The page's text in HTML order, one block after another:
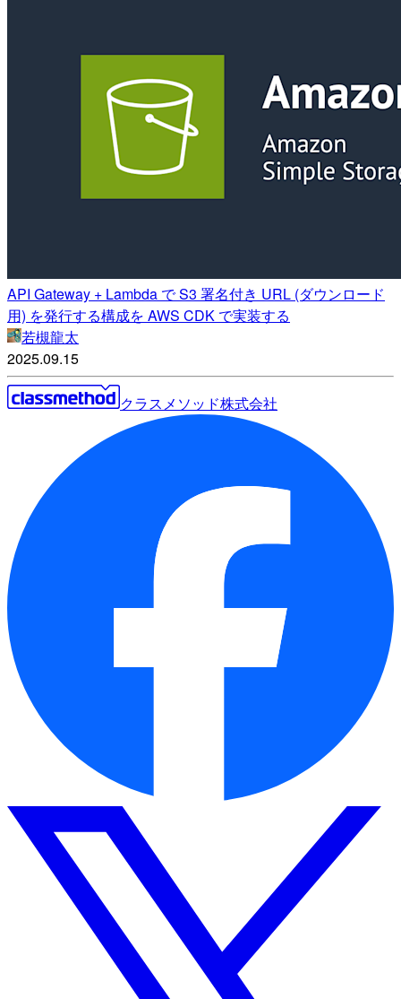
API Gateway + Lambda で S3 署名付き URL (ダウンロード
用) を発行する構成を AWS CDK で実装する
若槻龍太
2025.09.15
クラスメソッド株式会社